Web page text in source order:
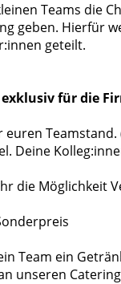
Teams die
geben. Hierfür
geteilt.
für die
euren
Deine
die Möglichkeit
Team ein
unseren